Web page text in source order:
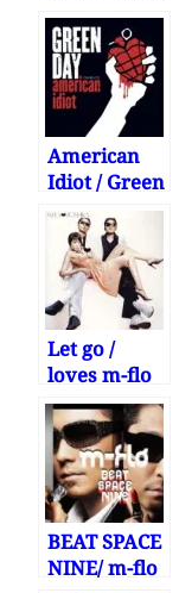
American
Idiot / Green
Day
Let go /
loves m-flo
BEAT SPACE
NINE/ m-flo